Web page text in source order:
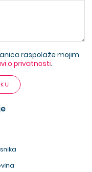
raspolaže mojim
o privatnosti.